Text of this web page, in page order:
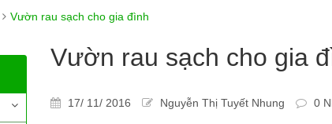
Vườn rau sạch cho gia đình
Vườn rau sạch cho gia
17/ 11/ 2016 Nguyễn Thị Tuyết Nhung 0